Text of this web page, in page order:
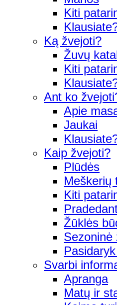
Kiti
Ką žvejoti?
Žuvų
Kiti
Ant ko
Apie
Jaukai
Kaip žvejoti?
Plūdės
Meškerių
Kiti
Žūklės
Sezoninė
Svarbi
Apranga
Matų ir